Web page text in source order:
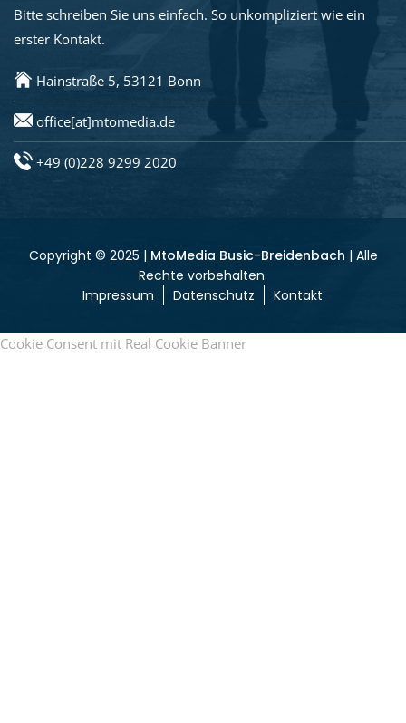
Bitte schreiben Sie uns einfach. So unkompliziert wie ein
erster Kontakt.
Hainstraße 5, 53121 Bonn
office[at]mtomedia.de
+49 (0)228 9299 2020
Copyright © 2025 | MtoMedia Busic-Breidenbach | Alle
Rechte vorbehalten.
Impressum
Datenschutz Kontakt
Cookie Consent mit Real Cookie Banner